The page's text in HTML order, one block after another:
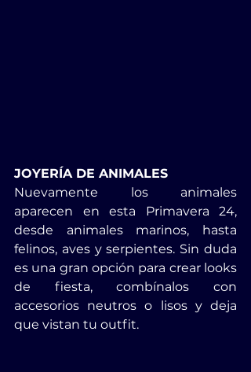
JOYERÍA DE ANIMALES
Nuevamente los animales
aparecen en esta Primavera 24,
desde animales marinos, hasta
felinos, aves y serpientes. Sin duda
es una gran opción para crear looks
de fiesta, combínalos con
accesorios neutros o lisos y deja
que vistan tu outfit.